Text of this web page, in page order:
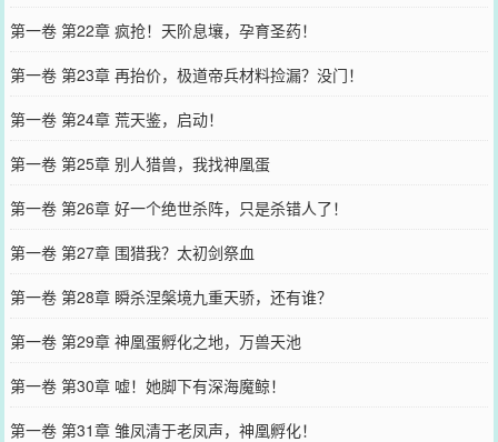
第一卷 第22章 疯抢！天阶息壤，孕育圣药！
第一卷 第23章 再抬价，极道帝兵材料捡漏？没门！
第一卷 第24章 荒天鉴，启动！
第一卷 第25章 别人猎兽，我找神凰蛋
第一卷 第26章 好一个绝世杀阵，只是杀错人了！
第一卷 第27章 围猎我？太初剑祭血
第一卷 第28章 瞬杀涅槃境九重天骄，还有谁？
第一卷 第29章 神凰蛋孵化之地，万兽天池
第一卷 第30章 嘘！她脚下有深海魔鲸！
第一卷 第31章 雏凤清于老凤声，神凰孵化！